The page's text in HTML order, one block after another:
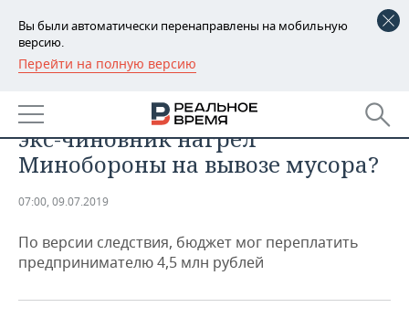
Вы были автоматически перенаправлены на мобильную
версию.
Перейти на полную версию
РЕГИОНЫ
БАШКОРТОСТАН
ТАТАРСТАН
НОВОСТИ
АНАЛИТИКА
ДЕКЛАРАЦИИ О ДОХОДАХ
КОРОЛИ ГОСЗАКАЗА ПФО
НОВОСТИ ЭКОНОМИКИ
ФИНАНСЫ
ПРОМЫШЛЕННОСТЬ
НОВОСТИ
НЕДВИЖИМОСТЬ
«Грязный» контракт: в Казани
экс-чиновник нагрел
Минобороны на вывозе мусора?
07:00, 09.07.2019
По версии следствия, бюджет мог переплатить
предпринимателю 4,5 млн рублей